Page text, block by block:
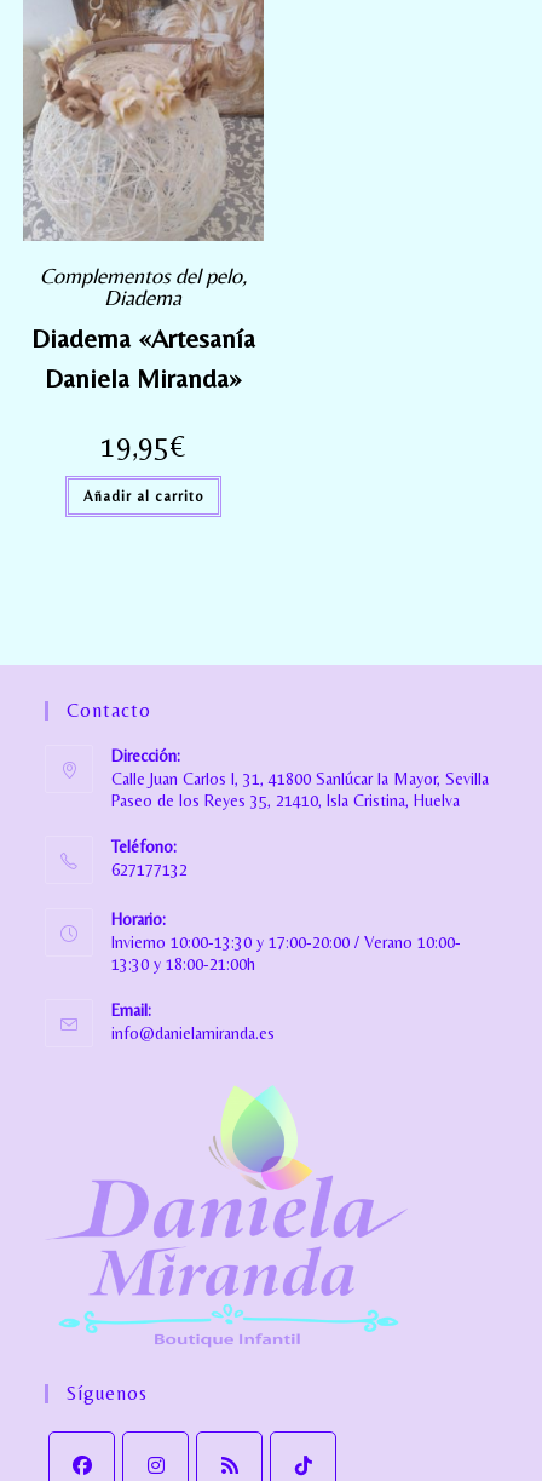
Complementos del pelo,
Diadema
Diadema «Artesanía
Daniela Miranda»
19,95€
Añadir al carrito
Contacto
Dirección:
Calle Juan Carlos I, 31, 41800 Sanlúcar la Mayor, Sevilla
Paseo de los Reyes 35, 21410, Isla Cristina, Huelva
Teléfono:
627177132
Horario:
Invierno 10:00-13:30 y 17:00-20:00 / Verano 10:00-
13:30 y 18:00-21:00h
Email:
info@danielamiranda.es
Síguenos